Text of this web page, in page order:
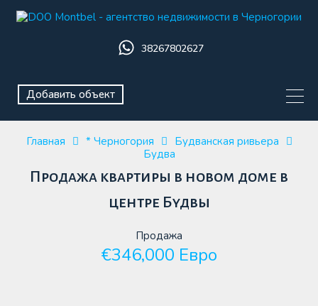
38267802627
Добавить объект
Главная * Черногория
Будванская ривьера
Будва
Продажа квартиры в новом доме в
центре Будвы
Продажа
€346,000 Евро